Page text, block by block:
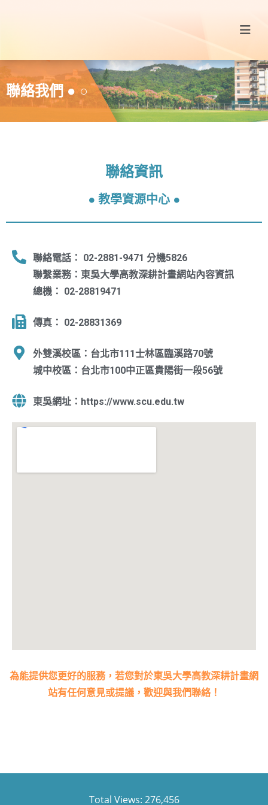
聯絡我們 ● ○
聯絡資訊
● 教學資源中心 ●
聯絡電話： 02-2881-9471 分機5826
聯繫業務：東吳大學高教深耕計畫網站內容資訊
總機： 02-28819471
傳真： 02-28831369
外雙溪校區：台北市111士林區臨溪路70號
城中校區：台北市100中正區貴陽街一段56號
東吳網址：https://www.scu.edu.tw
為能提供您更好的服務，若您對於東吳大學高教深耕計畫網
站有任何意見或提議，歡迎與我們聯絡！
Total Views: 276,456